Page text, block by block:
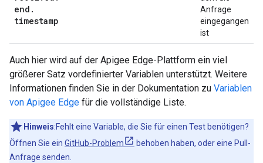
end .
timestamp
Anfrage
eingegangen
ist
Auch hier wird auf der Apigee Edge-Plattform ein viel
größerer Satz vordefinierter Variablen unterstützt. Weitere
Informationen finden Sie in der Dokumentation zu Variablen
von Apigee Edge für die vollständige Liste.
Hinweis:Fehlt eine Variable, die Sie für einen Test benötigen?
Öffnen Sie ein GitHub-Problem
behoben haben, oder eine Pull-
Anfrage senden.